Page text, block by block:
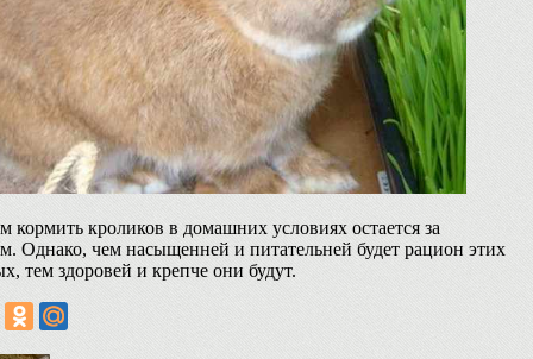
кормить кроликов в домашних условиях остается за
Однако, чем насыщенней и питательней будет рацион этих
тем здоровей и крепче они будут.